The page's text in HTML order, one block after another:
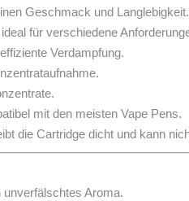
Geschmack und Langlebigkeit.
für verschiedene
Verdampfung.
mit den meisten Vape Pens.
die Cartridge dicht und kann
Aroma.